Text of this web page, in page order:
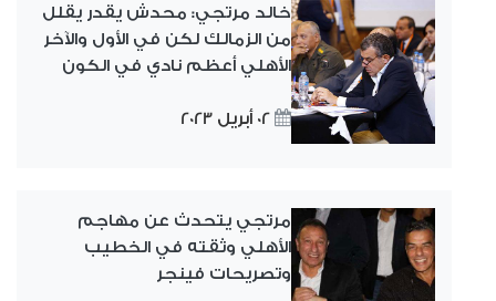
خالد مرتجي: محدش يقدر يقلل
من الزمالك لكن في الأول والآخر
الأهلي أعظم نادي في الكون
02 أبريل 2023
مرتجي يتحدث عن مهاجم
الأهلي وثقته في الخطيب
وتصريحات فينجر